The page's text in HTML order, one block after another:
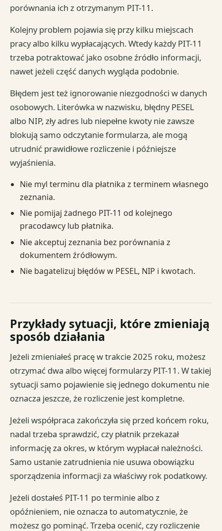
porównania ich z otrzymanym PIT-11.
Kolejny problem pojawia się przy kilku miejscach
pracy albo kilku wypłacających. Wtedy każdy PIT-11
trzeba potraktować jako osobne źródło informacji,
nawet jeżeli część danych wygląda podobnie.
Błędem jest też ignorowanie niezgodności w danych
osobowych. Literówka w nazwisku, błędny PESEL
albo NIP, zły adres lub niepełne kwoty nie zawsze
blokują samo odczytanie formularza, ale mogą
utrudnić prawidłowe rozliczenie i późniejsze
wyjaśnienia.
Nie myl terminu dla płatnika z terminem własnego
zeznania.
Nie pomijaj żadnego PIT-11 od kolejnego
pracodawcy lub płatnika.
Nie akceptuj zeznania bez porównania z
dokumentem źródłowym.
Nie bagatelizuj błędów w PESEL, NIP i kwotach.
Przykłady sytuacji, które zmieniają
sposób działania
Jeżeli zmieniałeś pracę w trakcie 2025 roku, możesz
otrzymać dwa albo więcej formularzy PIT-11. W takiej
sytuacji samo pojawienie się jednego dokumentu nie
oznacza jeszcze, że rozliczenie jest kompletne.
Jeżeli współpraca zakończyła się przed końcem roku,
nadal trzeba sprawdzić, czy płatnik przekazał
informację za okres, w którym wypłacał należności.
Samo ustanie zatrudnienia nie usuwa obowiązku
sporządzenia informacji za właściwy rok podatkowy.
Jeżeli dostałeś PIT-11 po terminie albo z
opóźnieniem, nie oznacza to automatycznie, że
możesz go pominąć. Trzeba ocenić, czy rozliczenie